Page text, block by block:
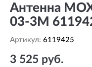
Антенна
03-3M
Артикул: 6119425
3 525 руб.